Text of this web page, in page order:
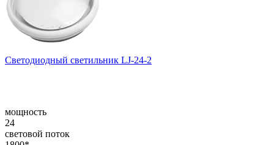
Светодиодный светильник LJ-24-2
мощность
24
световой поток